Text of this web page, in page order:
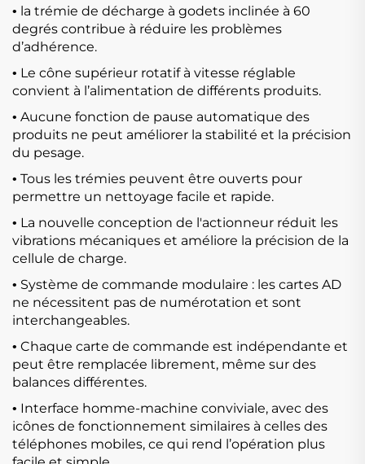
• la trémie de décharge à godets inclinée à 60
degrés contribue à réduire les problèmes
d’adhérence.
• Le cône supérieur rotatif à vitesse réglable
convient à l’alimentation de différents produits.
• Aucune fonction de pause automatique des
produits ne peut améliorer la stabilité et la précision
du pesage.
• Tous les trémies peuvent être ouverts pour
permettre un nettoyage facile et rapide.
• La nouvelle conception de l'actionneur réduit les
vibrations mécaniques et améliore la précision de la
cellule de charge.
• Système de commande modulaire : les cartes AD
ne nécessitent pas de numérotation et sont
interchangeables.
• Chaque carte de commande est indépendante et
peut être remplacée librement, même sur des
balances différentes.
• Interface homme-machine conviviale, avec des
icônes de fonctionnement similaires à celles des
téléphones mobiles, ce qui rend l’opération plus